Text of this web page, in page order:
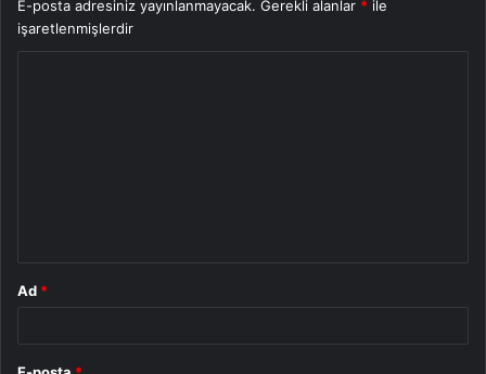
E-posta adresiniz yayınlanmayacak. Gerekli alanlar * ile
işaretlenmişlerdir
Ad *